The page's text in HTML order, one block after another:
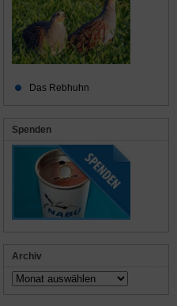
Das Rebhuhn
Spenden
Archiv
Archiv